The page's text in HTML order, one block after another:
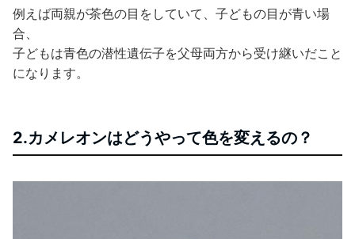
例えば両親が茶色の目をしていて、子どもの目が青い場
合、
子どもは青色の潜性遺伝子を父母両方から受け継いだこと
になります。
2.カメレオンはどうやって色を変えるの？